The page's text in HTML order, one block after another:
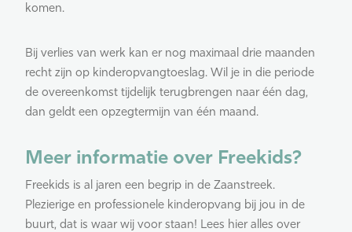
komen.
Bij verlies van werk kan er nog maximaal drie maanden
recht zijn op kinderopvangtoeslag. Wil je in die periode
de overeenkomst tijdelijk terugbrengen naar één dag,
dan geldt een opzegtermijn van één maand.
Meer informatie over Freekids?
Freekids is al jaren een begrip in de Zaanstreek.
Plezierige en professionele kinderopvang bij jou in de
buurt, dat is waar wij voor staan! Lees hier alles over